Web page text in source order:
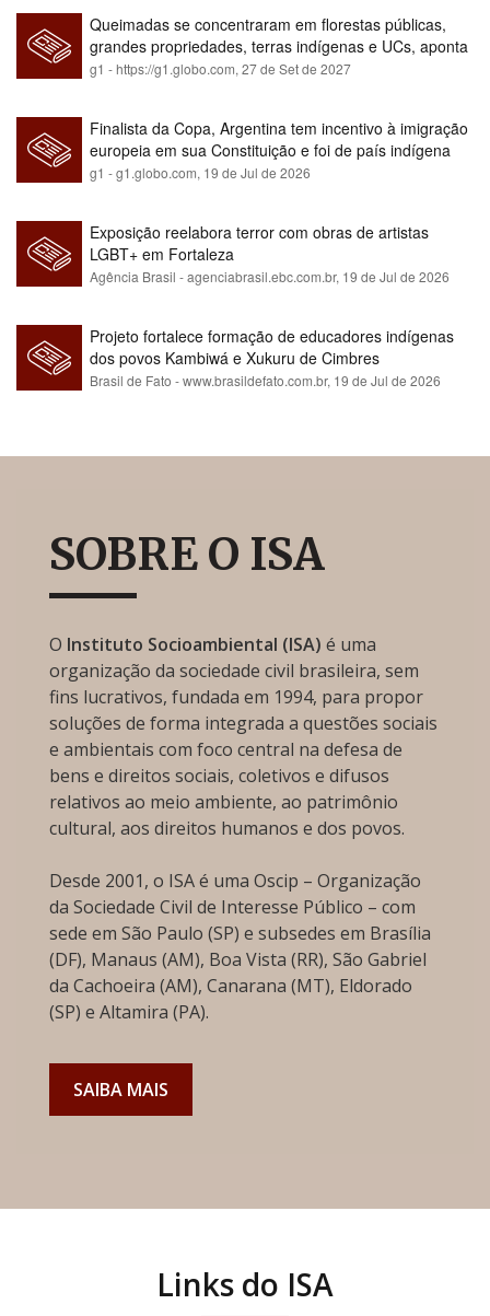
Queimadas se concentraram em florestas públicas,
grandes propriedades, terras indígenas e UCs, aponta
relatório
g1 - https://g1.globo.com,27 de Set de 2027
Finalista da Copa, Argentina tem incentivo à imigração
europeia em sua Constituição e foi de país indígena
para maioria branca
g1 - g1.globo.com, 19 de Jul de 2026
Exposição reelabora terror com obras de artistas
LGBT+ em Fortaleza
Agência Brasil - agenciabrasil.ebc.com.br, 19 de Jul de 2026
Projeto fortalece formação de educadores indígenas
dos povos Kambiwá e Xukuru de Cimbres
Brasil de Fato - www.brasildefato.com.br, 19 de Jul de 2026
SOBRE O ISA
O Instituto Socioambiental (ISA) é uma
organização da sociedade civil brasileira, sem
fins lucrativos, fundada em 1994, para propor
soluções de forma integrada a questões sociais
e ambientais com foco central na defesa de
bens e direitos sociais, coletivos e difusos
relativos ao meio ambiente, ao patrimônio
cultural, aos direitos humanos e dos povos.
Desde 2001, o ISA é uma Oscip – Organização
da Sociedade Civil de Interesse Público – com
sede em São Paulo (SP) e subsedes em Brasília
(DF), Manaus (AM), Boa Vista (RR), São Gabriel
da Cachoeira (AM), Canarana (MT), Eldorado
(SP) e Altamira (PA).
SAIBA MAIS
Links do ISA